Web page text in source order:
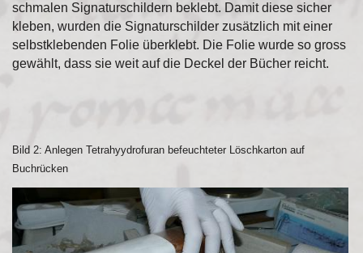
schmalen Signaturschildern beklebt. Damit diese sicher
kleben, wurden die Signaturschilder zusätzlich mit einer
selbstklebenden Folie überklebt. Die Folie wurde so gross
gewählt, dass sie weit auf die Deckel der Bücher reicht.
Bild 2: Anlegen Tetrahyydrofuran befeuchteter Löschkarton auf
Buchrücken